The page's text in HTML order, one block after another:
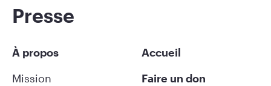
Presse
À propos
Mission
Accueil
Faire un don